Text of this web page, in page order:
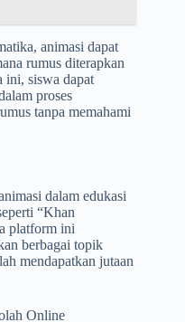
animasi dapat
rumus diterapkan
ini, siswa dapat
proses
tanpa memahami
dalam edukasi
“Khan
platform ini
berbagai topik
mendapatkan jutaan
Online